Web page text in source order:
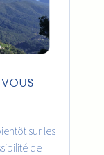
sur les
de